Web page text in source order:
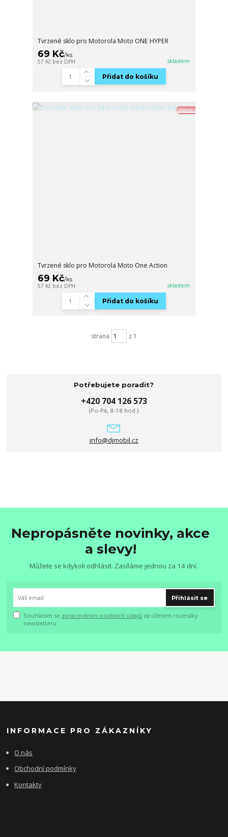
Tvrzené sklo pro Motorola Moto ONE HYPER
69 Kč/ks
57 Kč bez DPH skladem
Přidat do košíku
Akce
Tvrzené sklo pro Motorola Moto One Action
69 Kč/ks
57 Kč bez DPH skladem
Přidat do košíku
strana z 1
Potřebujete poradit?
+420 704 126 573
(Po-Pá, 8-18 hod.)
info@djmobil.cz
Nepropásněte novinky, akce
a slevy!
Můžete se kdykoli odhlásit. Zasíláme jednou za 14 dní.
Přihlásit se
Souhlasím se zpracováním osobních údajů za účelem rozesílky
newsletteru.
INFORMACE PRO ZÁKAZNÍKY
O nás
Obchodní podmínky
Kontakty